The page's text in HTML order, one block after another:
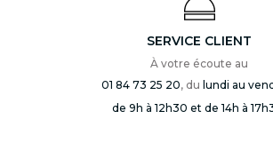
SERVICE CLIENT
À votre écoute au
01 84 73 25 20, du lundi au
de 9h à 12h30 et de 14h à